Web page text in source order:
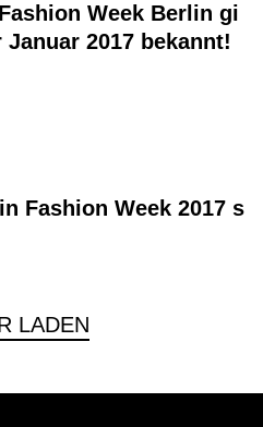
Week Berlin gi
2017 bekannt!
Fashion Week 2017 s
LADEN